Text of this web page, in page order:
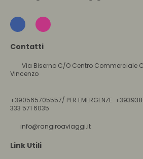
Contatti
Via Biserno C/O Centro Commerciale
Vincenzo
+390565705557/ PER EMERGENZE:
333 571 6035
info@rangiroaviaggi.it
Link Utili